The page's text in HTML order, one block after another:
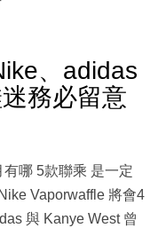
、adidas
務必留意
哪 5款聯乘 是一定
Vaporwaffle 將會4
與 Kanye West 曾